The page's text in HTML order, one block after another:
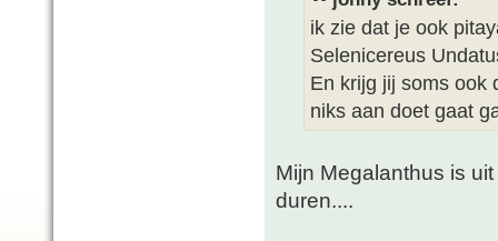
ik zie dat je ook
Selenicereus
En krijg jij soms ook
niks aan doet gaat
Mijn Megalanthus is
duren....